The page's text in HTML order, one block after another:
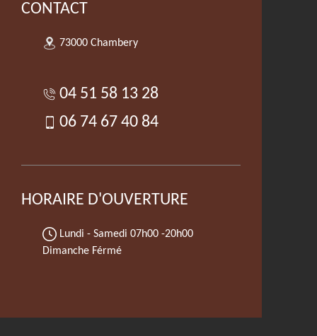
CONTACT
73000 Chambery
04 51 58 13 28
06 74 67 40 84
HORAIRE D'OUVERTURE
Lundi - Samedi 07h00 -20h00
Dimanche Férmé